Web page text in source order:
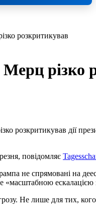
розкритикував
різко
повідомляє
не спрямовані на
«масштабною ескалацією
Не лише для тих,